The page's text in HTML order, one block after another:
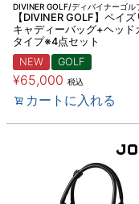
DIVINER GOLF/ディバイナーゴル
【DIVINER GOLF】ペイ
キャディーバッグ+ヘッド
タイプ※4点セット
NEW
GOLF
¥65,000 税込
カートに入れる